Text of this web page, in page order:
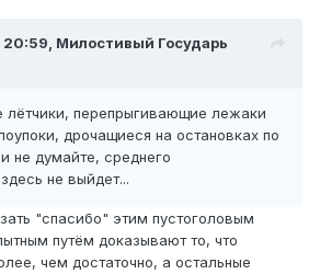
20:59, Милостивый Государь
лётчики, перепрыгивающие лежаки
дрочащиеся на остановках по
не думайте, среднего
не выйдет...
"спасибо" этим пустоголовым
путём доказывают то, что
чем достаточно, а остальные